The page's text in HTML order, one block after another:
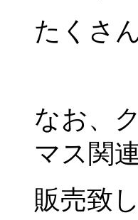
たくさ
なお、
マス関
販売致